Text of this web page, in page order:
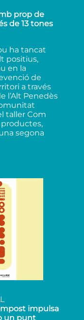
prop de
de 13 tones
ha tancat
positius,
en la
de
a través
l’Alt Penedès
taller Com
productes,
segona
impulsa
un punt